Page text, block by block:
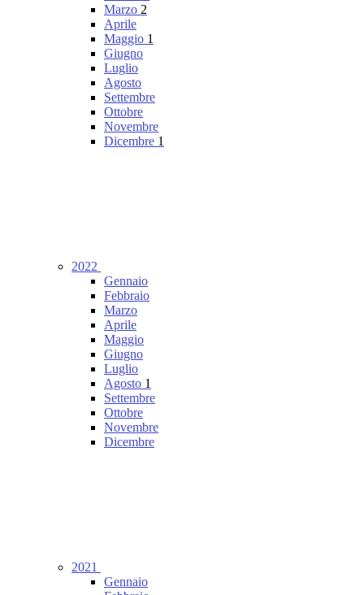
Marzo 2
Aprile
Maggio 1
Giugno
Luglio
Agosto
Settembre
Ottobre
Novembre
Dicembre 1
2022
Gennaio
Febbraio
Marzo
Aprile
Maggio
Giugno
Luglio
Agosto 1
Settembre
Ottobre
Novembre
Dicembre
2021
Gennaio